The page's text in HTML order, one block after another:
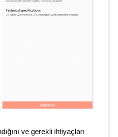
ve gerekli ihtiyaçları